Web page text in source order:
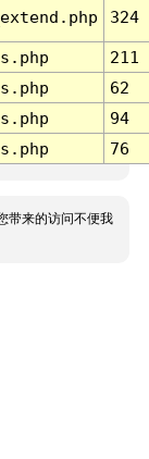
324
211
62
94
76
带来的访问不便我